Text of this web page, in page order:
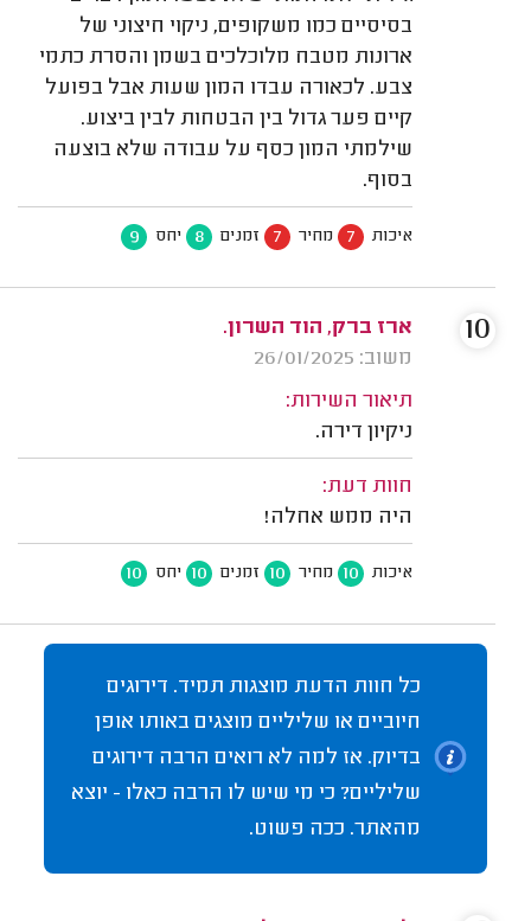
בסיסיים כמו משקופים, ניקוי חיצוני של
ארונות מטבח מלוכלכים בשמן והסרת כתמי
צבע. לכאורה עבדו המון שעות אבל בפועל
קיים פער גדול בין הבטחות לבין ביצוע.
שילמתי המון כסף על עבודה שלא בוצעה
בסוף.
איכות 7 מחיר 7 זמנים 8 יחס 9
ארז ברק, הוד השרון.
משוב: 26/01/2025
תיאור השירות:
ניקיון דירה.
חוות דעת:
היה ממש אחלה!
איכות 10 מחיר 10 זמנים 10 יחס 10
10
כל חוות הדעת מוצגות תמיד. דירוגים
חיוביים או שליליים מוצגים באותו אופן
בדיוק. אז למה לא רואים הרבה דירוגים
שליליים? כי מי שיש לו הרבה כאלו - יוצא
מהאתר. ככה פשוט.